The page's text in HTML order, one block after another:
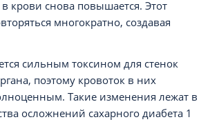
крови снова повышается. Этот
многократно, создавая
сильным токсином для стенок
поэтому кровоток в них
Такие изменения лежат в
осложнений сахарного диабета 1